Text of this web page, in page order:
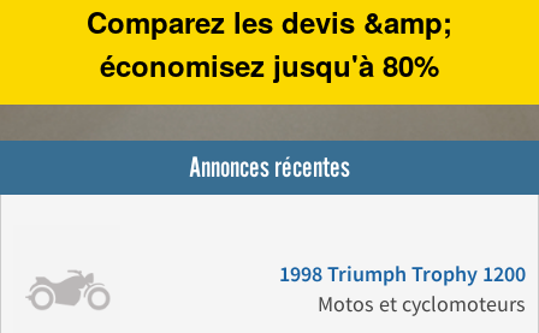
Comparez les devis &amp;
économisez jusqu'à 80%
Annonces récentes
1998 Triumph Trophy 1200
Motos et cyclomoteurs